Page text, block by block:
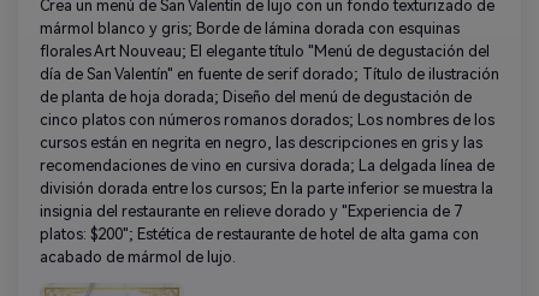
Crea un menú de San Valentín de lujo con un fondo texturizado de
mármol blanco y gris; Borde de lámina dorada con esquinas
florales Art Nouveau; El elegante título "Menú de degustación del
día de San Valentín" en fuente de serif dorado; Título de ilustración
de planta de hoja dorada; Diseño del menú de degustación de
cinco platos con números romanos dorados; Los nombres de los
cursos están en negrita en negro, las descripciones en gris y las
recomendaciones de vino en cursiva dorada; La delgada línea de
división dorada entre los cursos; En la parte inferior se muestra la
insignia del restaurante en relieve dorado y "Experiencia de 7
platos: $200"; Estética de restaurante de hotel de alta gama con
acabado de mármol de lujo.